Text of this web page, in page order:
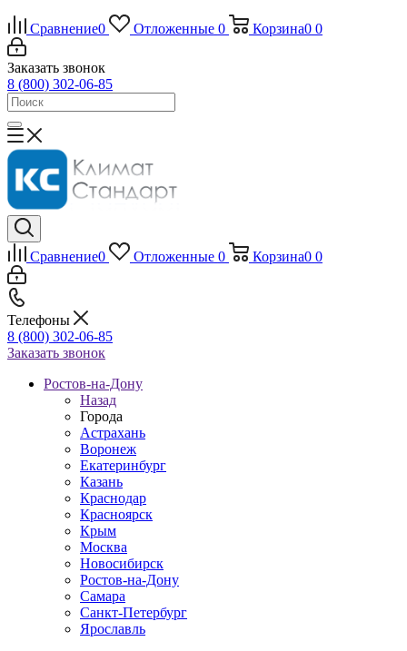
Сравнение0 Отложенные 0 Корзина0 0
Заказать звонок
8 (800) 302-06-85
Сравнение0 Отложенные 0 Корзина0 0
Телефоны
8 (800) 302-06-85
Заказать звонок
Ростов-на-Дону
Назад
Города
Астрахань
Воронеж
Екатеринбург
Казань
Краснодар
Красноярск
Крым
Москва
Новосибирск
Ростов-на-Дону
Самара
Санкт-Петербург
Ярославль